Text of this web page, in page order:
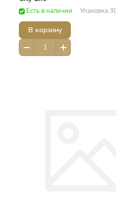
Есть в наличии Упаковка
В корзину